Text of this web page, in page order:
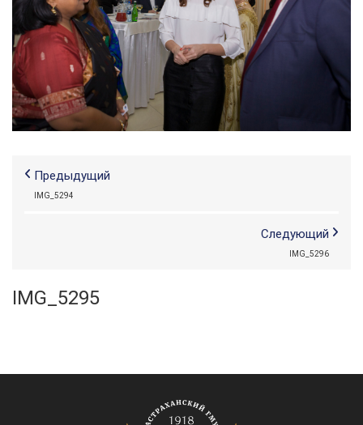
Предыдущий
IMG_5294
Следующий
IMG_5296
IMG_5295